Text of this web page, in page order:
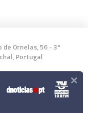
de Ornelas, 56 - 3º
Portugal
×